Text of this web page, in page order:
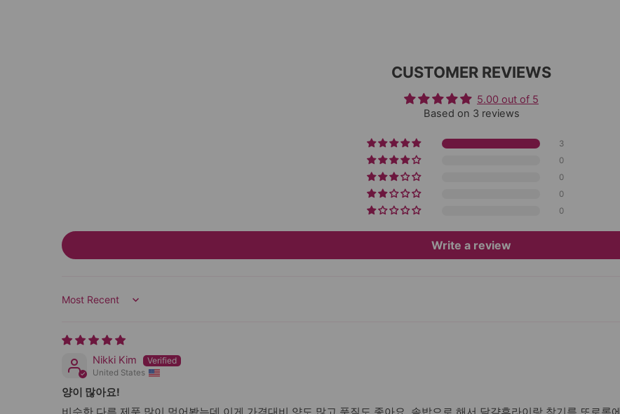
CUSTOMER REVIEWS
5.00 out of 5
Based on 3 reviews
3
0
0
0
0
Write a review
Sort by
Nikki Kim
United States
양이 많아요!